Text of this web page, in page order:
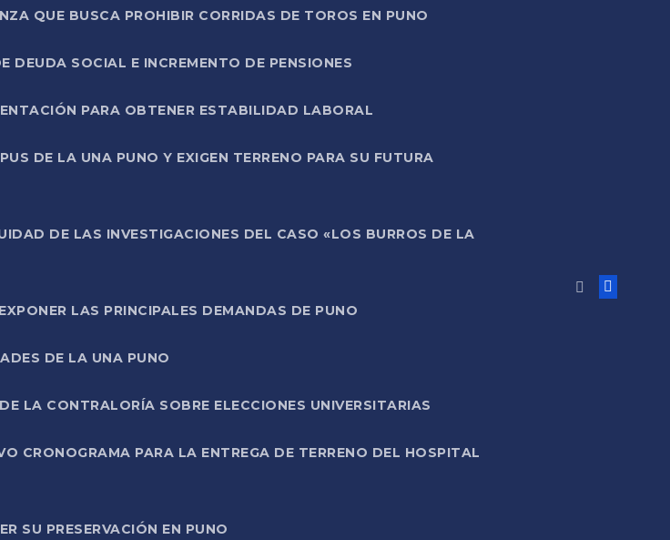
QUE BUSCA PROHIBIR CORRIDAS DE TOROS EN PUNO
DEUDA SOCIAL E INCREMENTO DE PENSIONES
PARA OBTENER ESTABILIDAD LABORAL
DE LA UNA PUNO Y EXIGEN TERRENO PARA SU FUTURA
DE LAS INVESTIGACIONES DEL CASO «LOS BURROS DE LA
LAS PRINCIPALES DEMANDAS DE PUNO
DE LA UNA PUNO
LA CONTRALORÍA SOBRE ELECCIONES UNIVERSITARIAS
CRONOGRAMA PARA LA ENTREGA DE TERRENO DEL HOSPITAL
SU PRESERVACIÓN EN PUNO